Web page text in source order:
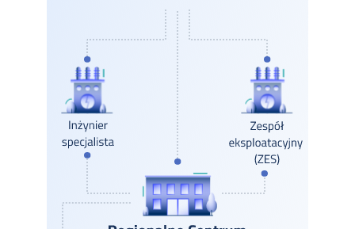
W przypadku wystąpienia rozległej awarii międzyobszarowej
(pomiędzy obszarami odpowiedzialności właściwych
terytorialnie RCN) poszczególne RCN-y współpracują między
sobą. Centrum Nadzoru w takim przypadku koordynuje
wszystkie działania służb eksploatacyjnych PSE (z różnych
obszarów) i podwykonawców działających na zlecenie naszej
organizacji.
W procesie utrzymania majątku sieciowego służby nadzoru
eksploatacji CN/RCN wspomagane są przez zespoły
eksploatacyjne (ZES) oraz inżynierów specjalistów (I-SPEC),
którzy realizują działania bezpośrednio przy urządzeniach.